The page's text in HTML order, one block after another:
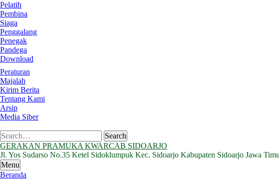
Pelatih
Pembina
Siaga
Penggalang
Penegak
Pandega
Download
Peraturan
Majalah
Kirim Berita
Tentang Kami
Arsip
Media Siber
Search
for:
Search
GERAKAN PRAMUKA KWARCAB SIDOARJO
Jl. Yos Sudarso No.35 Ketel Sidoklumpuk Kec. Sidoarjo Kabupaten Sidoarjo Jawa
Menu
Beranda